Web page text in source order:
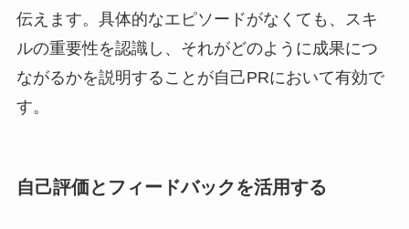
伝えます。具体的なエピソードがなくても、スキ
ルの重要性を認識し、それがどのように成果につ
ながるかを説明することが自己PRにおいて有効で
す。
自己評価とフィードバックを活用する